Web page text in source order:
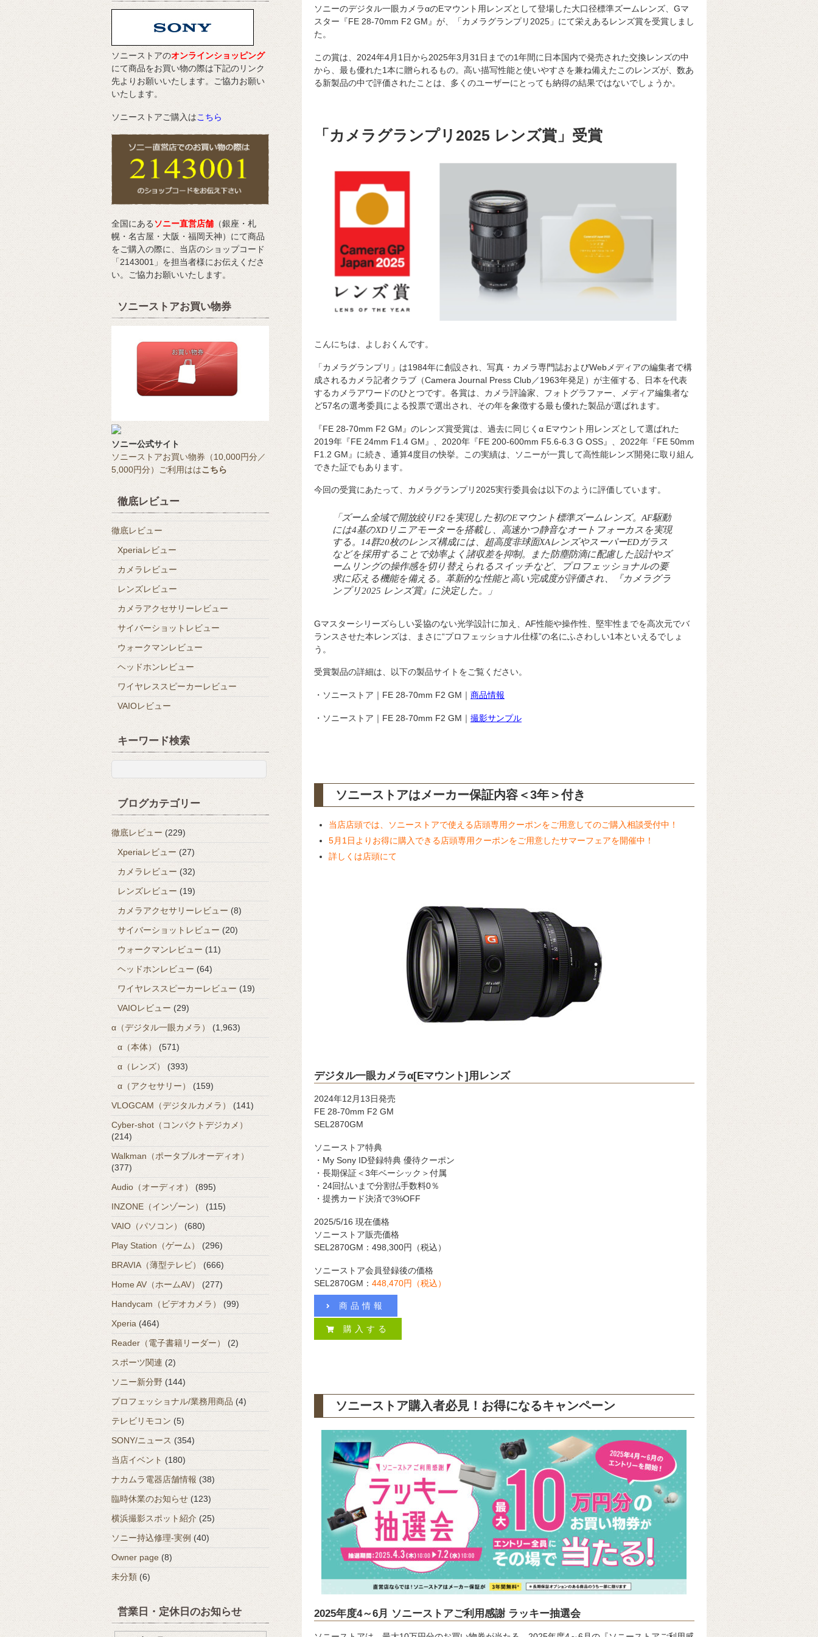
ソニーのデジタル一眼カメラαのEマウント用レンズとして登場した大口径標準ズームレンズ、Gマ
スター『FE 28-70mm F2 GM』が、「カメラグランプリ2025」にて栄えあるレンズ賞を受賞しまし
た。
この賞は、2024年4月1日から2025年3月31日までの1年間に日本国内で発売された交換レンズの中
から、最も優れた1本に贈られるもの。高い描写性能と使いやすさを兼ね備えたこのレンズが、数あ
る新製品の中で評価されたことは、多くのユーザーにとっても納得の結果ではないでしょうか。
「カメラグランプリ2025 レンズ賞」受賞
こんにちは、よしおくんです。
「カメラグランプリ」は1984年に創設され、写真・カメラ専門誌およびWebメディアの編集者で構
成されるカメラ記者クラブ（Camera Journal Press Club／1963年発足）が主催する、日本を代表
するカメラアワードのひとつです。各賞は、カメラ評論家、フォトグラファー、メディア編集者な
ど57名の選考委員による投票で選出され、その年を象徴する最も優れた製品が選ばれます。
『FE 28-70mm F2 GM』のレンズ賞受賞は、過去に同じくα Eマウント用レンズとして選ばれた
2019年『FE 24mm F1.4 GM』、2020年『FE 200-600mm F5.6-6.3 G OSS』、2022年『FE 50mm
F1.2 GM』に続き、通算4度目の快挙。この実績は、ソニーが一貫して高性能レンズ開発に取り組ん
できた証でもあります。
今回の受賞にあたって、カメラグランプリ2025実行委員会は以下のように評価しています。
「ズーム全域で開放絞りF2を実現した初のEマウント標準ズームレンズ。AF駆動
には4基のXDリニアモーターを搭載し、高速かつ静音なオートフォーカスを実現
する。14群20枚のレンズ構成には、超高度非球面XAレンズやスーパーEDガラス
などを採用することで効率よく諸収差を抑制。また防塵防滴に配慮した設計やズ
ームリングの操作感を切り替えられるスイッチなど、プロフェッショナルの要
求に応える機能を備える。革新的な性能と高い完成度が評価され、『カメラグラ
ンプリ2025 レンズ賞』に決定した。」
Gマスターシリーズらしい妥協のない光学設計に加え、AF性能や操作性、堅牢性までを高次元でバ
ランスさせた本レンズは、まさに“プロフェッショナル仕様”の名にふさわしい1本といえるでしょ
う。
受賞製品の詳細は、以下の製品サイトをご覧ください。
・ソニーストア｜FE 28-70mm F2 GM｜ 商品情報
・ソニーストア｜FE 28-70mm F2 GM｜ 撮影サンプル
ソニーストアはメーカー保証内容＜3年＞付き
当店店頭では、ソニーストアで使える店頭専用クーポンをご用意してのご購入相談受付中！
5月1日よりお得に購入できる店頭専用クーポンをご用意したサマーフェアを開催中！
詳しくは店頭にて
デジタル一眼カメラα[Eマウント]用レンズ
2024年12月13日発売
FE 28-70mm F2 GM
SEL2870GM
ソニーストア特典
・My Sony ID登録特典 優待クーポン
・長期保証＜3年ベーシック＞付属
・24回払いまで分割払手数料0％
・提携カード決済で3%OFF
2025/5/16 現在価格
ソニーストア販売価格
SEL2870GM：498,300円（税込）
ソニーストア会員登録後の価格
SEL2870GM： 448,470円（税込）
商品情報
購入する
ソニーストア購入者必見！お得になるキャンペーン
2025年度4～6月 ソニーストアご利用感謝 ラッキー抽選会
ソニーストアのオンラインショッピング
にて商品をお買い物の際は下記のリンク
先よりお願いいたします。ご協力お願い
いたします。
ソニーストアご購入はこちら
全国にあるソニー直営店舗 （銀座・札
幌・名古屋・大阪・福岡天神）にて商品
をご購入の際に、当店のショップコード
「2143001」を担当者様にお伝えくださ
い。ご協力お願いいたします。
ソニーストアお買い物券
ソニー公式サイト
ソニーストアお買い物券（10,000円分／
5,000円分）ご利用ははこちら
徹底レビュー
徹底レビュー
Xperiaレビュー
カメラレビュー
レンズレビュー
カメラアクセサリーレビュー
サイバーショットレビュー
ウォークマンレビュー
ヘッドホンレビュー
ワイヤレススピーカーレビュー
VAIOレビュー
キーワード検索
ブログカテゴリー
徹底レビュー (229)
Xperiaレビュー(27)
カメラレビュー (32)
レンズレビュー (19)
カメラアクセサリーレビュー (8)
サイバーショットレビュー (20)
ウォークマンレビュー (11)
ヘッドホンレビュー (64)
ワイヤレススピーカーレビュー (19)
VAIOレビュー (29)
α（デジタル一眼カメラ）
(1,963)
α（本体）
(571)
α（レンズ）
(393)
α（アクセサリー）
(159)
VLOGCAM（デジタルカメラ）
(141)
Cyber-shot（コンパクトデジカメ）
(214)
Walkman（ポータブルオーディオ）
(377)
Audio（オーディオ）
(895)
INZONE（インゾーン）
(115)
VAIO（パソコン）
(680)
Play Station（ゲーム）
(296)
BRAVIA（薄型テレビ）
(666)
Home AV（ホームAV）
(277)
Handycam（ビデオカメラ）
(99)
Xperia (464)
Reader（電子書籍リーダー）
(2)
スポーツ関連 (2)
ソニー新分野 (144)
プロフェッショナル/業務用商品 (4)
テレビリモコン (5)
SONY/ニュース (354)
当店イベント (180)
ナカムラ電器店舗情報 (38)
臨時休業のお知らせ (123)
横浜撮影スポット紹介 (25)
ソニー持込修理-実例 (40)
Owner page (8)
未分類 (6)
営業日・定休日のお知らせ